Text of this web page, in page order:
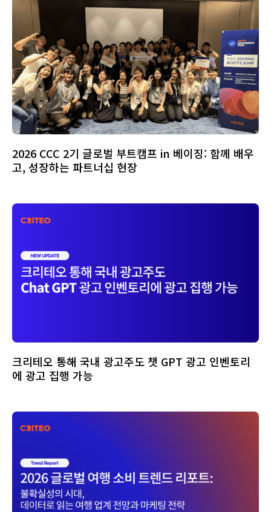
2026 CCC 2기 글로벌 부트캠프 in 베이징: 함께 배우
고, 성장하는 파트너십 현장
크리테오 통해 국내 광고주도 챗 GPT 광고 인벤토리
에 광고 집행 가능